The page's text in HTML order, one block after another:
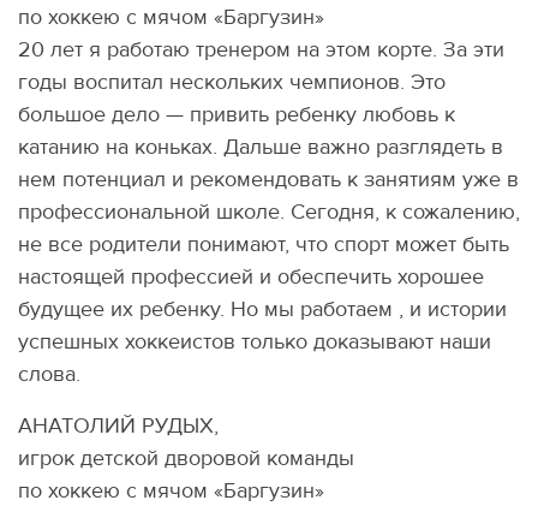
по хоккею с мячом «Баргузин»
20 лет я работаю тренером на этом корте. За эти
годы воспитал нескольких чемпионов. Это
большое дело — привить ребенку любовь к
катанию на коньках. Дальше важно разглядеть в
нем потенциал и рекомендовать к занятиям уже в
профессиональной школе. Сегодня, к сожалению,
не все родители понимают, что спорт может быть
настоящей профессией и обеспечить хорошее
будущее их ребенку. Но мы работаем , и истории
успешных хоккеистов только доказывают наши
слова.
АНАТОЛИЙ РУДЫХ,
игрок детской дворовой команды
по хоккею с мячом «Баргузин»